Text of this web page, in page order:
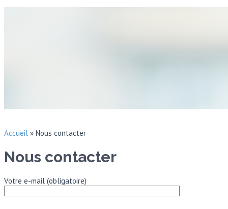
Accueil » Nous contacter
Nous contacter
Votre e-mail (obligatoire)